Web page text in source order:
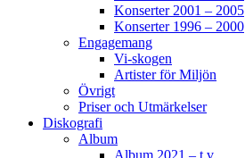
Konserter 2001 – 2005
Konserter 1996 – 2000
Engagemang
Vi-skogen
Artister för Miljön
Övrigt
Priser och Utmärkelser
Diskografi
Album
Album 2021 – t.v.